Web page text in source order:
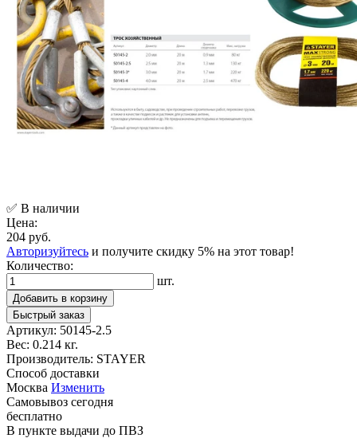
✅ В наличии
Цена:
204 руб.
Авторизуйтесь и получите скидку 5% на этот товар!
Количество:
шт.
Добавить в корзину
Быстрый заказ
Артикул: 50145-2.5
Вес: 0.214 кг.
Производитель: STAYER
Способ доставки
Москва Изменить
Самовывоз сегодня
бесплатно
В пункте выдачи до ПВЗ